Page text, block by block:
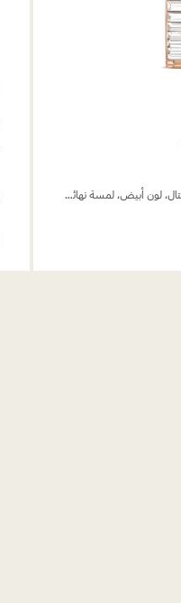
صناعة سويسرية، سوار كريستال، لون أبيض، لمسة نهائية بلون ذهبي وردي